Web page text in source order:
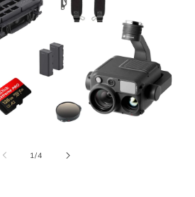
1/av
4